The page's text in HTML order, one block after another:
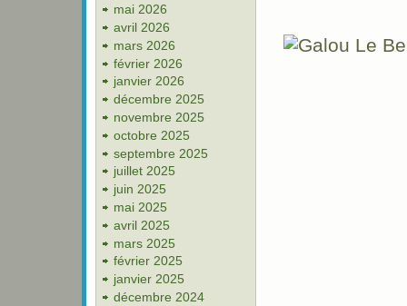
mai 2026
avril 2026
mars 2026
février 2026
janvier 2026
décembre 2025
novembre 2025
octobre 2025
septembre 2025
juillet 2025
juin 2025
mai 2025
avril 2025
mars 2025
février 2025
janvier 2025
décembre 2024